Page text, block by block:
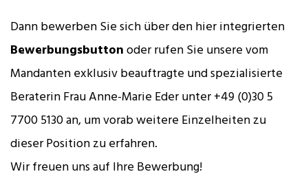
Dann bewerben Sie sich über den hier integrierten
Bewerbungsbuttonoder rufen Sie unsere vom
Mandanten exklusiv beauftragte und spezialisierte
Beraterin Frau Anne-Marie Eder unter +49 (0)30 5
7700 5130 an, um vorab weitere Einzelheiten zu
dieser Position zu erfahren.
Wir freuen uns auf Ihre Bewerbung!